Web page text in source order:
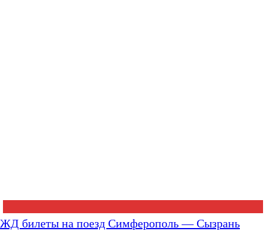
ЖД билеты на поезд Симферополь — Сызрань